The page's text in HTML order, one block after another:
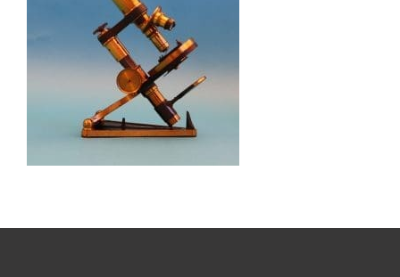
Culpeper (ca. 1735)
Cuff (ca. 1745)
Driepootmicroscoop volgens Culpeper (1750-
Dollond, ‘Jones’ most improved type’ (1800-
Nachet, ‘grand modèle’ (1856-1862)